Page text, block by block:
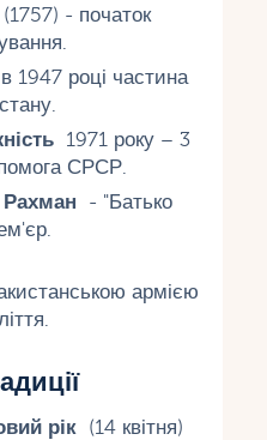
(1757) - початок
1947 році частина
1971 року – 3
СРСР.
- "Батько
армією
рік(14 квітня)